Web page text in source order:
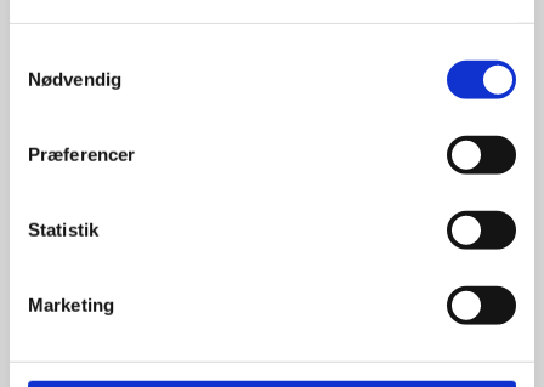
Nødvendig
Præferencer
Statistik
Marketing
idé til et konkret produkt, eller et